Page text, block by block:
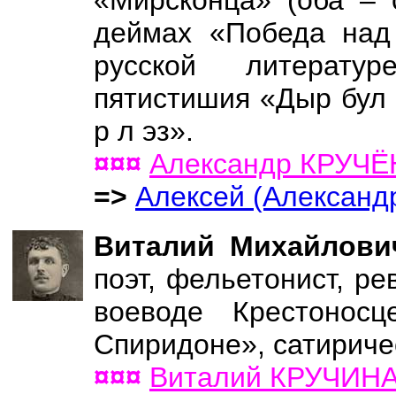
деймах «Победа
русской
пятистишия «Дыр
р л эз».
¤¤¤ Александр
=> Алексей
Виталий
поэт, фельетонист,
воеводе
Спиридоне»,
¤¤¤ Виталий